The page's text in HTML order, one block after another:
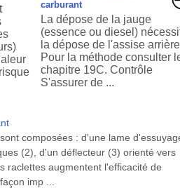
carburant
La dépose de la jauge
(essence ou diesel)
la dépose de l'assise
Pour la méthode consulter
chapitre 19C. Contrôle
S'assurer de ...
composées : d'une lame
(2), d'un déflecteur (3) orienté vers
raclettes augmentent l'efficacité de
imp ...